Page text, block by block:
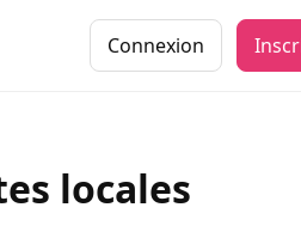
Connexion
locales